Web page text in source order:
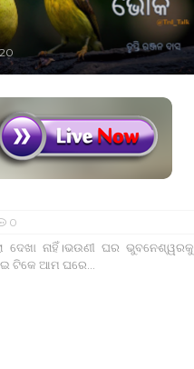
0
ନାହିଁ।ଭଉଣୀ ଘର ଭୁବନେଶ୍ୱରକୁ
ଟିକେ ଆମ ଘରେ...